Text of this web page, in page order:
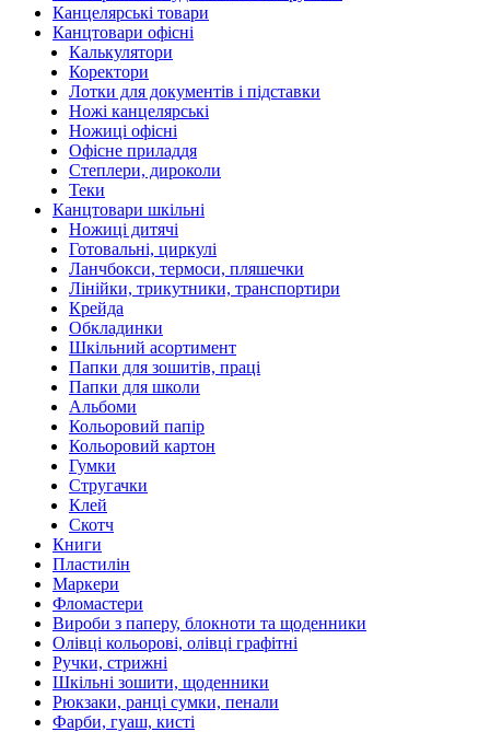
Канцелярські товари
Канцтовари офісні
Калькулятори
Коректори
Лотки для документів і підставки
Ножі канцелярські
Ножиці офісні
Офісне приладдя
Степлери, дироколи
Теки
Канцтовари шкільні
Ножиці дитячі
Готовальні, циркулі
Ланчбокси, термоси, пляшечки
Лінійки, трикутники, транспортири
Крейда
Обкладинки
Шкільний асортимент
Папки для зошитів, праці
Папки для школи
Альбоми
Кольоровий папір
Кольоровий картон
Гумки
Стругачки
Клей
Скотч
Книги
Пластилін
Маркери
Фломастери
Вироби з паперу, блокноти та щоденники
Олівці кольорові, олівці графітні
Ручки, стрижні
Шкільні зошити, щоденники
Рюкзаки, ранці сумки, пенали
Фарби, гуаш, кисті